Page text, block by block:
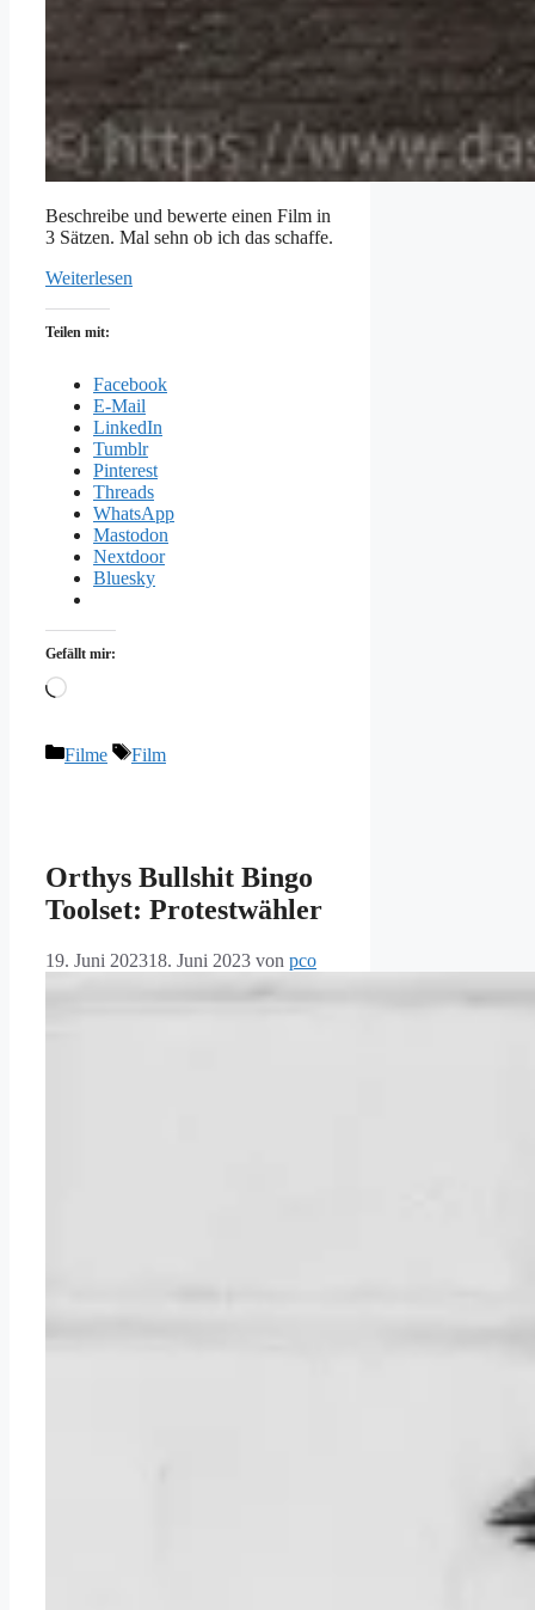
Beschreibe und bewerte einen Film in
3 Sätzen. Mal sehn ob ich das schaffe.
Weiterlesen
Teilen mit:
Facebook
E-Mail
LinkedIn
Tumblr
Pinterest
Threads
WhatsApp
Mastodon
Nextdoor
Bluesky
Gefällt mir:
Wird
Kategorien
Filme Schlagwörter
Film
Orthys Bullshit Bingo
Toolset: Protestwähler
19. Juni 202318. Juni 2023 von pco